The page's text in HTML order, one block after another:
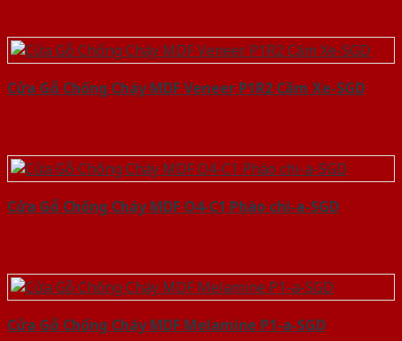
Cửa Gỗ Chống Cháy MDF Veneer P1R2 Căm Xe-SGD
Cửa Gỗ Chống Cháy MDF O4-C1 Phào chi-a-SGD
Cửa Gỗ Chống Cháy MDF Melamine P1-a-SGD